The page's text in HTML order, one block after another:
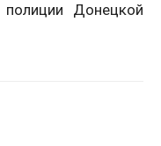
Донецкой